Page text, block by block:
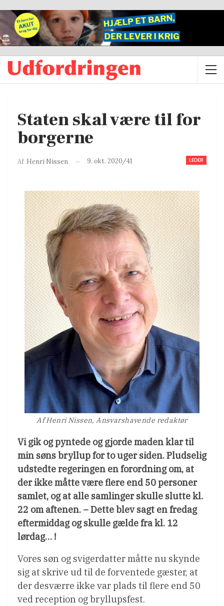
Staten skal være til for
borgerne
LEDER
Af Henri Nissen 9. okt. 2020/41
Af Henri Nissen, Ansvarshavende redaktør
Vi gik og pyntede og gjorde maden klar til
min søns bryllup for to uger siden. Pludselig
udstedte regeringen en forordning om, at
der ikke måtte være flere end 50 personer
samlet, og at alle samlinger skulle slutte kl.
22 om aftenen. – Dette blev sagt en fredag
eftermiddag og skulle gælde fra kl. 12
lørdag… !
Vores søn og svigerdatter måtte nu skynde
sig at skrive ud til de forventede gæster, at
der desværre ikke var plads til flere end 50
ved reception og bryllupsfest.